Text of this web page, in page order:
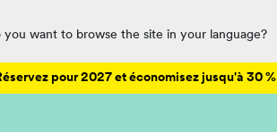
you want to browse the site in your language?
pour 2027 et économisez jusqu'à 30 %